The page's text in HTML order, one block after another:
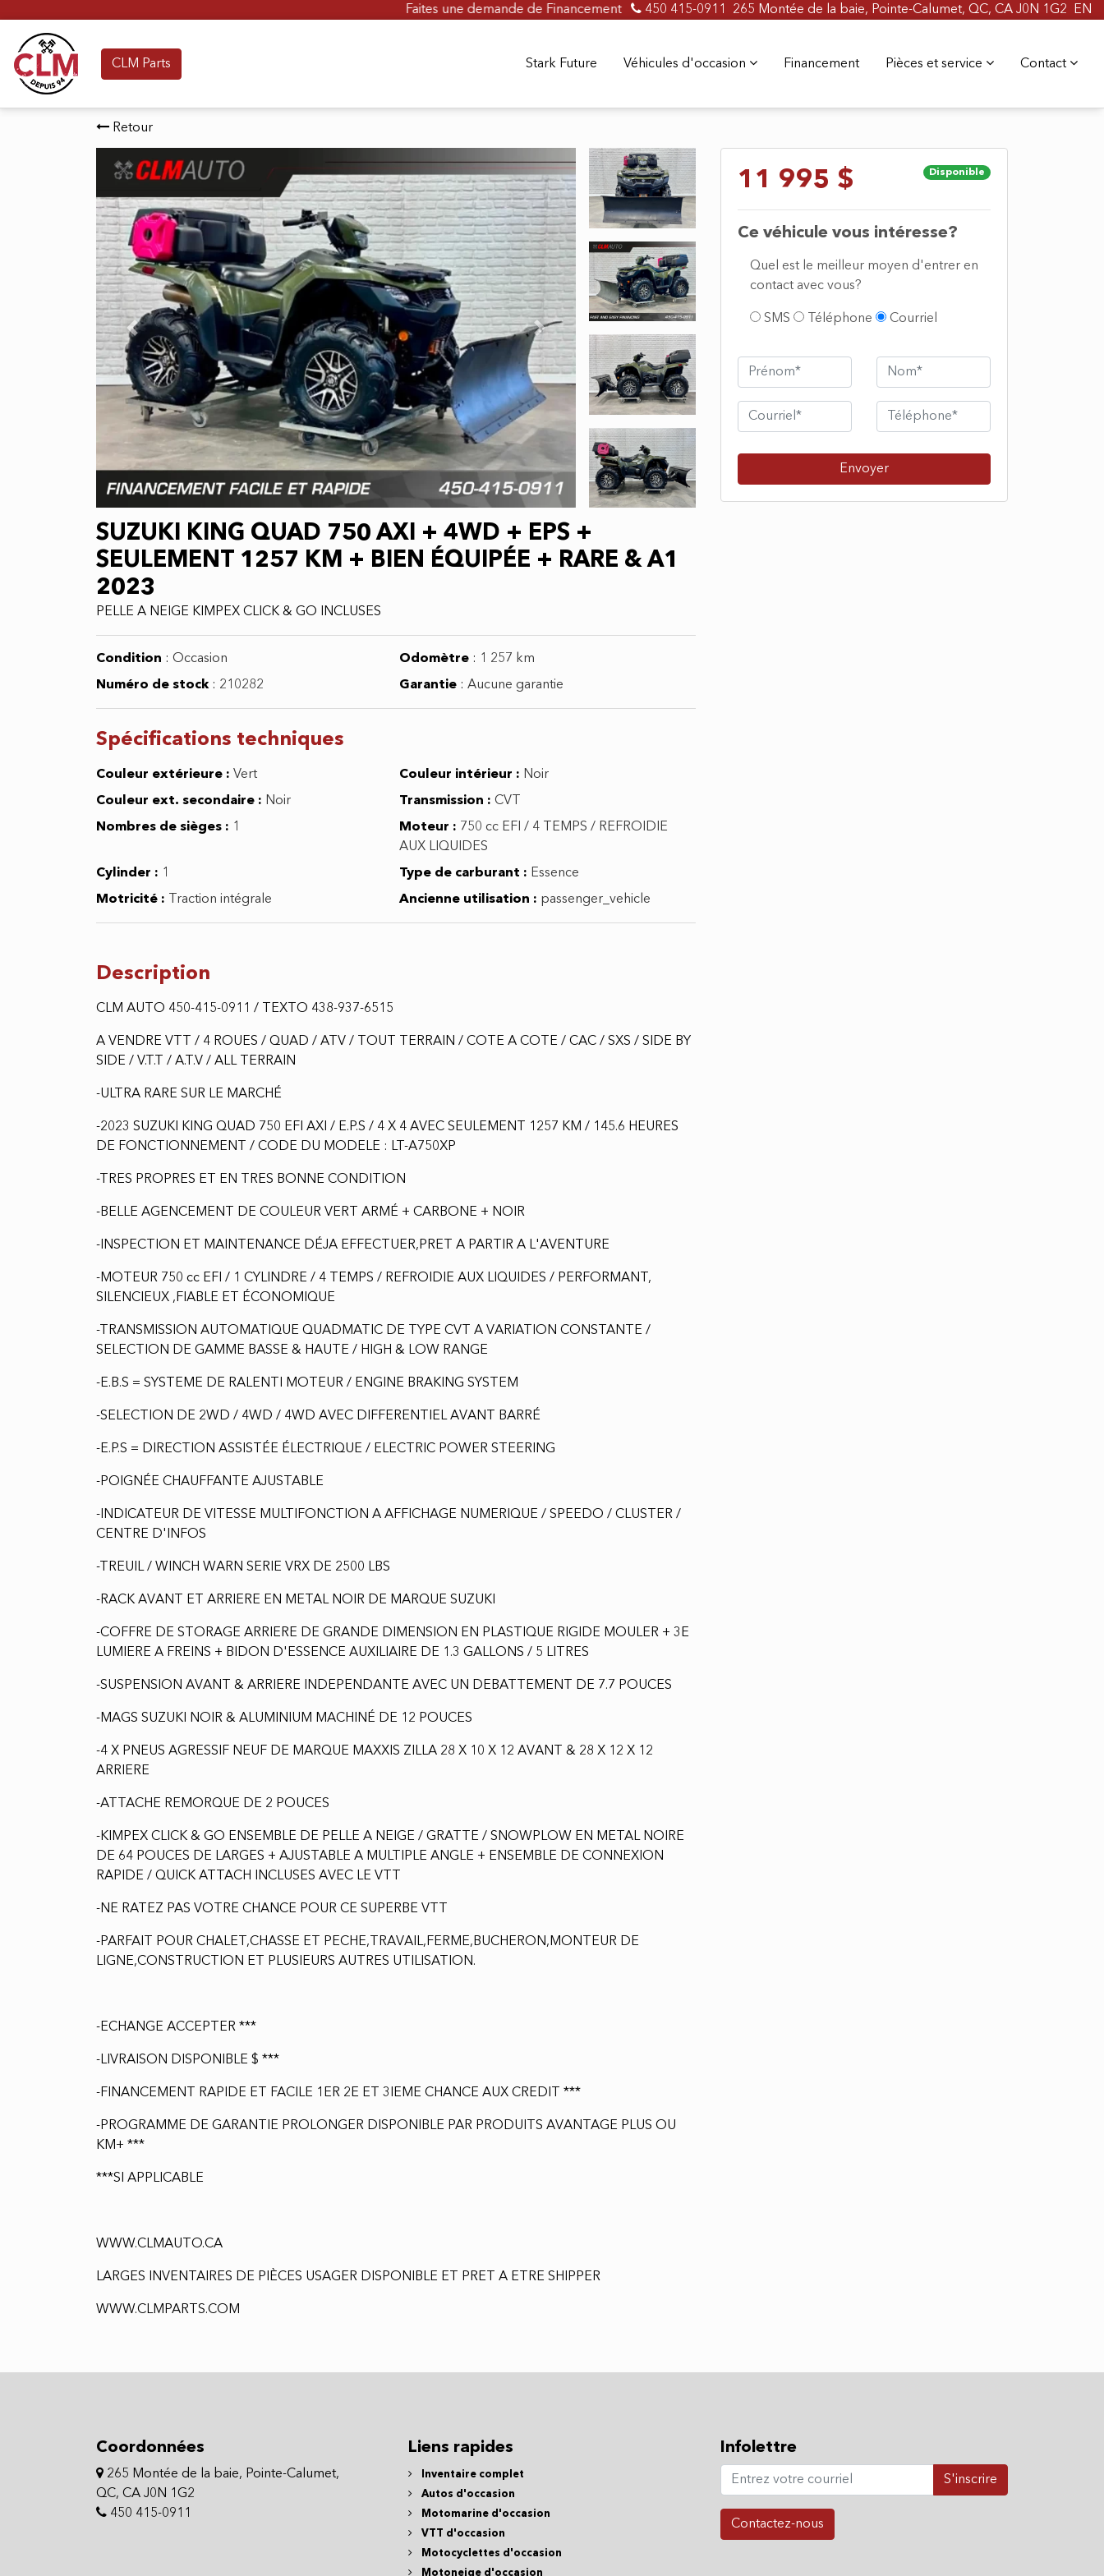
Faites une demande de Financement en ligne dès maintenant !
450 415-0911 265 Montée de la baie, Pointe-Calumet, QC, CA J0N 1G2 EN
CLM Parts Stark Future Véhicules d'occasion Financement Pièces et service Contact
Retour
Previous Next
SUZUKI KING QUAD 750 AXI + 4WD + EPS +
SEULEMENT 1257 KM + BIEN ÉQUIPÉE + RARE & A1
2023
PELLE A NEIGE KIMPEX CLICK & GO INCLUSES
Condition : Occasion Odomètre : 1 257 km
Numéro de stock: 210282 Garantie : Aucune garantie
Spécifications techniques
Couleur extérieure : Vert Couleur intérieur : Noir
Couleur ext. secondaire : Noir Transmission : CVT
Nombres de sièges : 1 Moteur : 750 cc EFI / 4 TEMPS / REFROIDIE
AUX LIQUIDES
Cylinder : 1 Type de carburant : Essence
Motricité :
Traction intégrale Ancienne utilisation : passenger_vehicle
Description
CLM AUTO 450-415-0911 / TEXTO 438-937-6515
A VENDRE VTT / 4 ROUES / QUAD / ATV / TOUT TERRAIN / COTE A COTE / CAC / SXS / SIDE BY
SIDE / V.T.T / A.T.V / ALL TERRAIN
-ULTRA RARE SUR LE MARCHÉ
-2023 SUZUKI KING QUAD 750 EFI AXI / E.P.S / 4 X 4 AVEC SEULEMENT 1257 KM / 145.6 HEURES
DE FONCTIONNEMENT / CODE DU MODELE : LT-A750XP
-TRES PROPRES ET EN TRES BONNE CONDITION
-BELLE AGENCEMENT DE COULEUR VERT ARMÉ + CARBONE + NOIR
-INSPECTION ET MAINTENANCE DÉJA EFFECTUER,PRET A PARTIR A L'AVENTURE
-MOTEUR 750 cc EFI / 1 CYLINDRE / 4 TEMPS / REFROIDIE AUX LIQUIDES / PERFORMANT,
SILENCIEUX ,FIABLE ET ÉCONOMIQUE
-TRANSMISSION AUTOMATIQUE QUADMATIC DE TYPE CVT A VARIATION CONSTANTE /
SELECTION DE GAMME BASSE & HAUTE / HIGH & LOW RANGE
-E.B.S = SYSTEME DE RALENTI MOTEUR / ENGINE BRAKING SYSTEM
-SELECTION DE 2WD / 4WD / 4WD AVEC DIFFERENTIEL AVANT BARRÉ
-E.P.S = DIRECTION ASSISTÉE ÉLECTRIQUE / ELECTRIC POWER STEERING
-POIGNÉE CHAUFFANTE AJUSTABLE
-INDICATEUR DE VITESSE MULTIFONCTION A AFFICHAGE NUMERIQUE / SPEEDO / CLUSTER /
CENTRE D'INFOS
-TREUIL / WINCH WARN SERIE VRX DE 2500 LBS
-RACK AVANT ET ARRIERE EN METAL NOIR DE MARQUE SUZUKI
-COFFRE DE STORAGE ARRIERE DE GRANDE DIMENSION EN PLASTIQUE RIGIDE MOULER + 3E
LUMIERE A FREINS + BIDON D'ESSENCE AUXILIAIRE DE 1.3 GALLONS / 5 LITRES
-SUSPENSION AVANT & ARRIERE INDEPENDANTE AVEC UN DEBATTEMENT DE 7.7 POUCES
-MAGS SUZUKI NOIR & ALUMINIUM MACHINÉ DE 12 POUCES
-4 X PNEUS AGRESSIF NEUF DE MARQUE MAXXIS ZILLA 28 X 10 X 12 AVANT & 28 X 12 X 12
ARRIERE
-ATTACHE REMORQUE DE 2 POUCES
-KIMPEX CLICK & GO ENSEMBLE DE PELLE A NEIGE / GRATTE / SNOWPLOW EN METAL NOIRE
DE 64 POUCES DE LARGES + AJUSTABLE A MULTIPLE ANGLE + ENSEMBLE DE CONNEXION
RAPIDE / QUICK ATTACH INCLUSES AVEC LE VTT
-NE RATEZ PAS VOTRE CHANCE POUR CE SUPERBE VTT
-PARFAIT POUR CHALET,CHASSE ET PECHE,TRAVAIL,FERME,BUCHERON,MONTEUR DE
LIGNE,CONSTRUCTION ET PLUSIEURS AUTRES UTILISATION.
-ECHANGE ACCEPTER ***
-LIVRAISON DISPONIBLE $ ***
-FINANCEMENT RAPIDE ET FACILE 1ER 2E ET 3IEME CHANCE AUX CREDIT ***
-PROGRAMME DE GARANTIE PROLONGER DISPONIBLE PAR PRODUITS AVANTAGE PLUS OU
KM+ ***
***SI APPLICABLE
WWW.CLMAUTO.CA
LARGES INVENTAIRES DE PIÈCES USAGER DISPONIBLE ET PRET A ETRE SHIPPER
WWW.CLMPARTS.COM
11 995 $ Disponible
Ce véhicule vous intéresse?
Quel est le meilleur moyen d'entrer en
contact avec vous?
SMS Téléphone Courriel
Envoyer
Coordonnées
265 Montée de la baie, Pointe-Calumet,
QC, CA J0N 1G2
450 415-0911
Liens rapides
Inventaire complet
Autos d'occasion
Motomarine d'occasion
VTT d'occasion
Motocyclettes d'occasion
Motoneige d'occasion
Infolettre
S'inscrire
Contactez-nous